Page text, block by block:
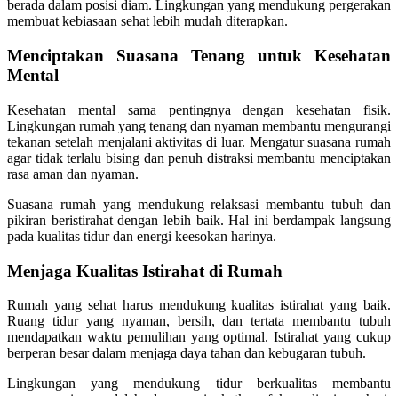
berada dalam posisi diam. Lingkungan yang mendukung pergerakan
membuat kebiasaan sehat lebih mudah diterapkan.
Menciptakan Suasana Tenang untuk Kesehatan
Mental
Kesehatan mental sama pentingnya dengan kesehatan fisik.
Lingkungan rumah yang tenang dan nyaman membantu mengurangi
tekanan setelah menjalani aktivitas di luar. Mengatur suasana rumah
agar tidak terlalu bising dan penuh distraksi membantu menciptakan
rasa aman dan nyaman.
Suasana rumah yang mendukung relaksasi membantu tubuh dan
pikiran beristirahat dengan lebih baik. Hal ini berdampak langsung
pada kualitas tidur dan energi keesokan harinya.
Menjaga Kualitas Istirahat di Rumah
Rumah yang sehat harus mendukung kualitas istirahat yang baik.
Ruang tidur yang nyaman, bersih, dan tertata membantu tubuh
mendapatkan waktu pemulihan yang optimal. Istirahat yang cukup
berperan besar dalam menjaga daya tahan dan kebugaran tubuh.
Lingkungan yang mendukung tidur berkualitas membantu